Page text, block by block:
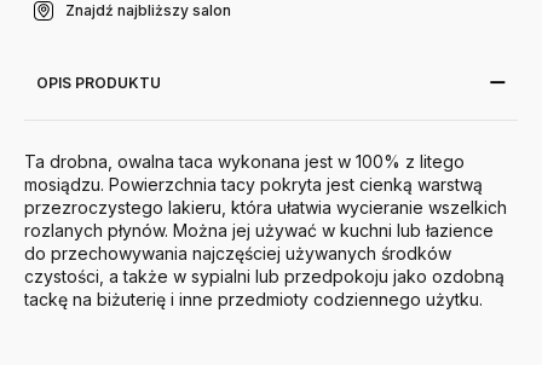
Znajdź najbliższy salon
OPIS PRODUKTU
Ta drobna, owalna taca wykonana jest w 100% z litego
mosiądzu. Powierzchnia tacy pokryta jest cienką warstwą
przezroczystego lakieru, która ułatwia wycieranie wszelkich
rozlanych płynów. Można jej używać w kuchni lub łazience
do przechowywania najczęściej używanych środków
czystości, a także w sypialni lub przedpokoju jako ozdobną
tackę na biżuterię i inne przedmioty codziennego użytku.